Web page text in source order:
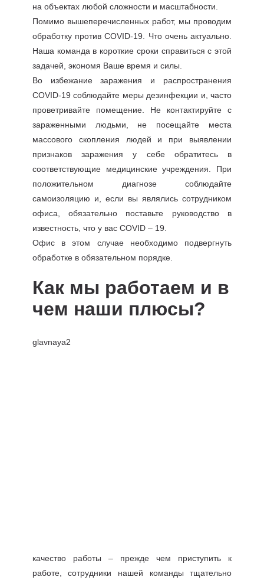
на объектах любой сложности и масштабности.
Помимо вышеперечисленных работ, мы проводим
обработку против COVID-19. Что очень актуально.
Наша команда в короткие сроки справиться с этой
задачей, экономя Ваше время и силы.
Во избежание заражения и распространения
COVID-19 соблюдайте меры дезинфекции и, часто
проветривайте помещение. Не контактируйте с
зараженными людьми, не посещайте места
массового скопления людей и при выявлении
признаков заражения у себе обратитесь в
соответствующие медицинские учреждения. При
положительном диагнозе соблюдайте
самоизоляцию и, если вы являлись сотрудником
офиса, обязательно поставьте руководство в
известность, что у вас COVID – 19.
Офис в этом случае необходимо подвергнуть
обработке в обязательном порядке.
Как мы работаем и в
чем наши плюсы?
качество работы – прежде чем приступить к
работе, сотрудники нашей команды тщательно